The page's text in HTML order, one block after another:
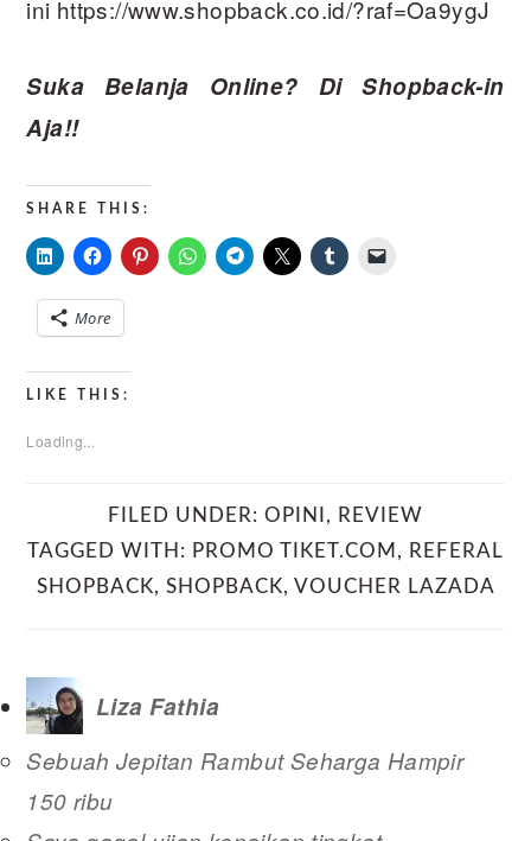
ini https://www.shopback.co.id/?raf=Oa9ygJ
Suka Belanja Online? Di Shopback-in
Aja!!
SHARE THIS:
More
LIKE THIS:
Loading...
FILED UNDER: OPINI , REVIEW
TAGGED WITH: PROMO TIKET.COM , REFERAL
SHOPBACK, SHOPBACK, VOUCHER LAZADA
Liza Fathia
Sebuah Jepitan Rambut Seharga Hampir
150 ribu